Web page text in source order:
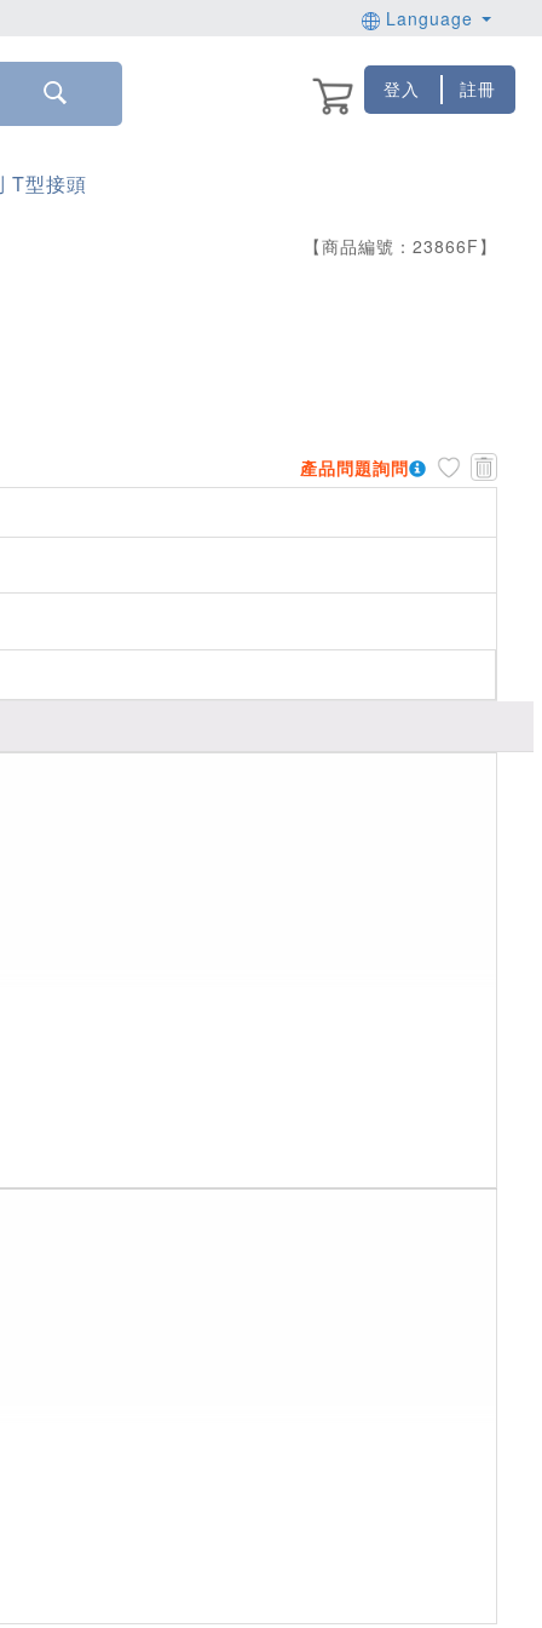
Language
登入 註冊
T型接頭
【商品編號： 23866F 】
產品問題詢問